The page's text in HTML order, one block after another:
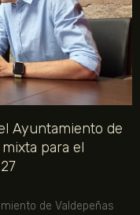
Ayuntamiento de
para el
de Valdepeñas